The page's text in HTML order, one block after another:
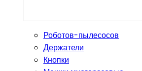
Роботов-пылесосов
Держатели
Кнопки